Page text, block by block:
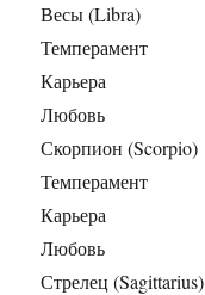
Весы (Libra)
Темперамент
Карьера
Любовь
Скорпион (Scorpio)
Темперамент
Карьера
Любовь
Стрелец (Sagittarius)